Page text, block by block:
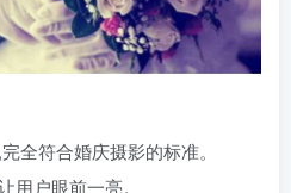
全符合婚庆摄影的标准。
用户眼前一亮。